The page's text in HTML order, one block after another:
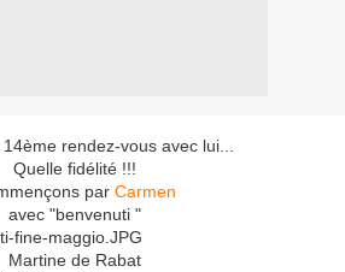
rendez-vous avec lui...
Quelle fidélité !!!
par Carmen
avec "benvenuti "
Martine de Rabat